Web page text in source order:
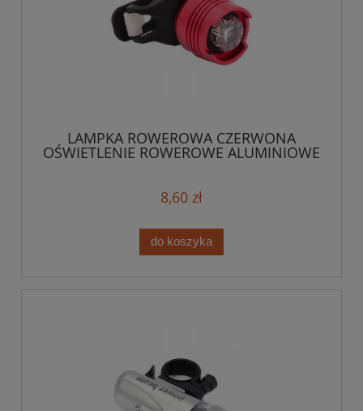
LAMPKA ROWEROWA CZERWONA
OŚWIETLENIE ROWEROWE ALUMINIOWE
8,60 zł
do koszyka